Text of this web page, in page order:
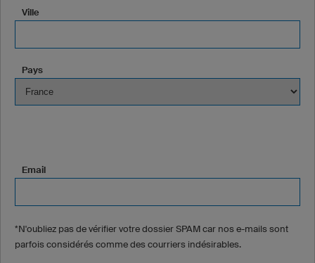
Ville
Pays
Email
*N'oubliez pas de vérifier votre dossier SPAM car nos e-mails sont
parfois considérés comme des courriers indésirables.